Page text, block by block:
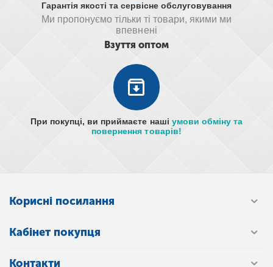
Гарантія якості та сервісне обслуговування
Ми пропонуємо тільки ті товари, якими ми
впевнені
Взуття оптом
При покупці, ви приймаєте наші умови обміну та
повернення товарів!
Корисні посилання
Кабінет покупця
Контакти